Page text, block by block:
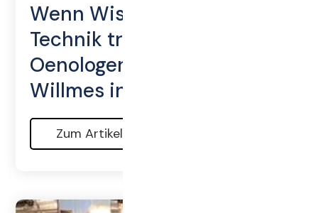
Wenn Wissenschaft auf
Technik trifft: Italienische
Oenologen besuchen
Willmes in Lorsch
Zum Artikel